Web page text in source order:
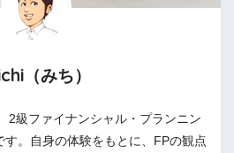
（みち）
2級ファイナンシャル・プランニン
。自身の体験をもとに、FPの観点